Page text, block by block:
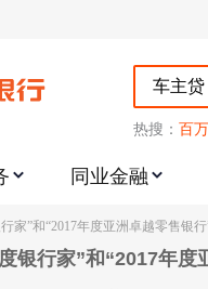
度限制的通知
热搜： 百
同业金融
家”和“2017年度亚洲卓越零售银
银行家”和“2017年